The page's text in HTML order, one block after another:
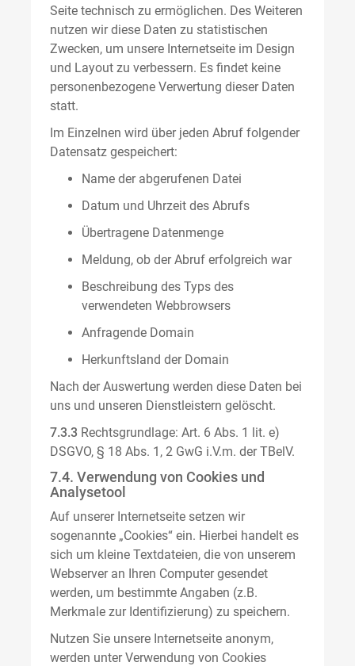
Seite technisch zu ermöglichen. Des Weiteren
nutzen wir diese Daten zu statistischen
Zwecken, um unsere Internetseite im Design
und Layout zu verbessern. Es findet keine
personenbezogene Verwertung dieser Daten
statt.
Im Einzelnen wird über jeden Abruf folgender
Datensatz gespeichert:
Name der abgerufenen Datei
Datum und Uhrzeit des Abrufs
Übertragene Datenmenge
Meldung, ob der Abruf erfolgreich war
Beschreibung des Typs des
verwendeten Webbrowsers
Anfragende Domain
Herkunftsland der Domain
Nach der Auswertung werden diese Daten bei
uns und unseren Dienstleistern gelöscht.
7.3.3 Rechtsgrundlage: Art. 6 Abs. 1 lit. e)
DSGVO, § 18 Abs. 1, 2 GwG i.V.m. der TBelV.
7.4. Verwendung von Cookies und
Analysetool
Auf unserer Internetseite setzen wir
sogenannte „Cookies“ ein. Hierbei handelt es
sich um kleine Textdateien, die von unserem
Webserver an Ihren Computer gesendet
werden, um bestimmte Angaben (z.B.
Merkmale zur Identifizierung) zu speichern.
Nutzen Sie unsere Internetseite anonym,
werden unter Verwendung von Cookies